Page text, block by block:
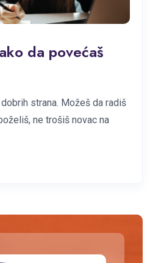
da povećaš
strana. Možeš da radiš
ne trošiš novac na